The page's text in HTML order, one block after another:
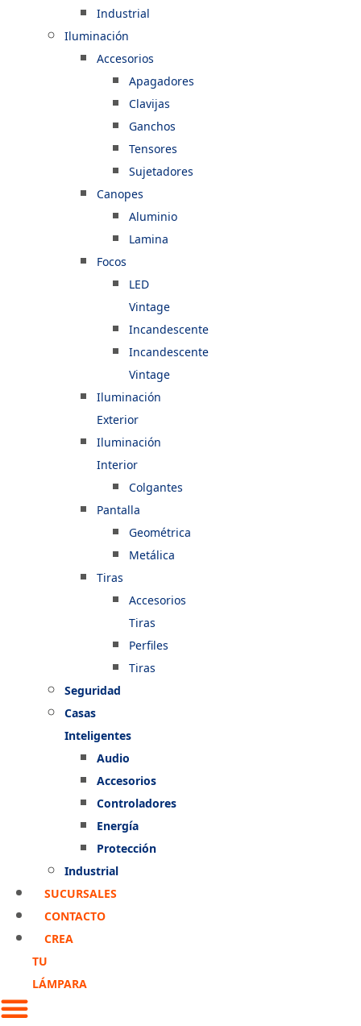
Industrial
Iluminación
Accesorios
Apagadores
Clavijas
Ganchos
Tensores
Sujetadores
Canopes
Aluminio
Lamina
Focos
LED
Vintage
Incandescente
Incandescente
Vintage
Iluminación
Exterior
Iluminación
Interior
Colgantes
Pantalla
Geométrica
Metálica
Tiras
Accesorios
Tiras
Perfiles
Tiras
Seguridad
Casas
Inteligentes
Audio
Accesorios
Controladores
Energía
Protección
Industrial
SUCURSALES
CONTACTO
CREA
TU
LÁMPARA